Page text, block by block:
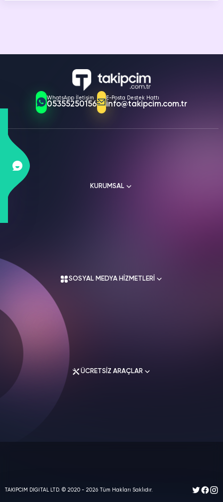
WhatsApp İletişim
05355250156
E-Posta Destek Hattı
info@takipcim.com.tr
KURUMSAL
SOSYAL MEDYA HİZMETLERİ
ÜCRETSİZ ARAÇLAR
TAKIPCIM DIGITAL LTD. © 2020 - 2026 Tüm Hakları Saklıdır.